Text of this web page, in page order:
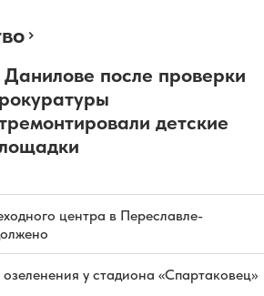
Данилове после проверки
детские
центра в Переславле-
у стадиона «Спартаковец»